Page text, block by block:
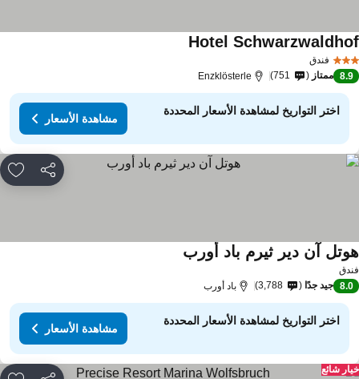
فندق
Hotel
8.9 ممتاز 751
Enzklösterle
اختر التواريخ لمشاهدة الأسعار المحددة
مشاهدة الأسعار
مشاركة
آن دير ثيرم باد أورب
8.0 جيد جدًا 3,788 باد أورب
اختر التواريخ لمشاهدة الأسعار المحددة
مشاهدة الأسعار
شائع